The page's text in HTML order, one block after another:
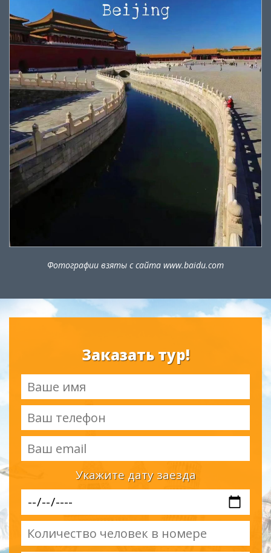
Фотографии взяты с сайта www.baidu.com
Заказать тур!
Укажите дату заезда